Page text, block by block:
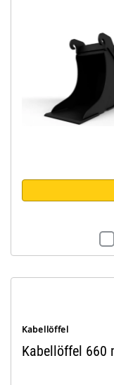
Kabellöffel
Kabellöffel 660